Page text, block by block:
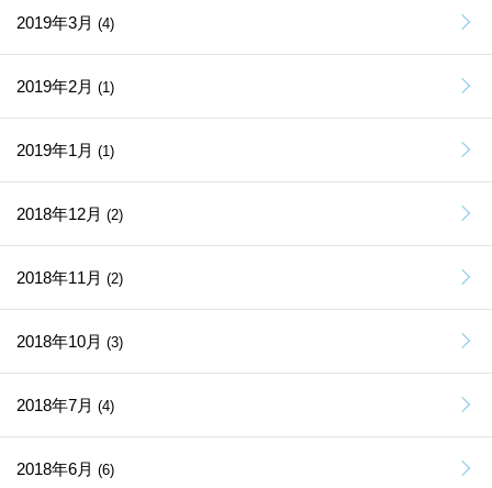
2019年3月 (4)
2019年2月 (1)
2019年1月 (1)
2018年12月 (2)
2018年11月 (2)
2018年10月 (3)
2018年7月 (4)
2018年6月 (6)